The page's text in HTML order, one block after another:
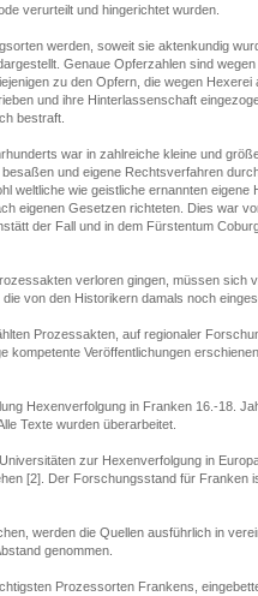
verurteilt und hingerichtet wurden.
werden, soweit sie aktenkundig
Genaue Opferzahlen sind
zu den Opfern, die wegen Hexerei
und ihre Hinterlassenschaft
bestraft.
war in zahlreiche kleine und
und eigene Rechtsverfahren
weltliche wie geistliche ernannten eigene
eigenen Gesetzen richteten. Dies war
der Fall und in dem Fürstentum
verloren gingen, müssen sich
von den Historikern damals noch
Prozessakten, auf regionaler
kompetente Veröffentlichungen
Hexenverfolgung in Franken 16.-18.
Texte wurden überarbeitet.
zur Hexenverfolgung in
[2]. Der Forschungsstand für Franken
werden die Quellen ausführlich in
genommen.
Prozessorten Frankens,